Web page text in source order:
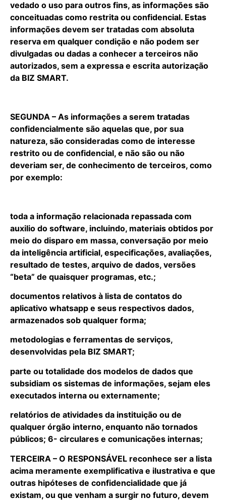
vedado o uso para outros fins, as informações são
conceituadas como restrita ou confidencial. Estas
informações devem ser tratadas com absoluta
reserva em qualquer condição e não podem ser
divulgadas ou dadas a conhecer a terceiros não
autorizados, sem a expressa e escrita autorização
da BIZ SMART.
SEGUNDA – As informações a serem tratadas
confidencialmente são aquelas que, por sua
natureza, são consideradas como de interesse
restrito ou de confidencial, e não são ou não
deveriam ser, de conhecimento de terceiros, como
por exemplo:
toda a informação relacionada repassada com
auxilio do software, incluindo, materiais obtidos por
meio do disparo em massa, conversação por meio
da inteligência artificial, especificações, avaliações,
resultado de testes, arquivo de dados, versões
“beta” de quaisquer programas, etc.;
documentos relativos à lista de contatos do
aplicativo whatsapp e seus respectivos dados,
armazenados sob qualquer forma;
metodologias e ferramentas de serviços,
desenvolvidas pela BIZ SMART;
parte ou totalidade dos modelos de dados que
subsidiam os sistemas de informações, sejam eles
executados interna ou externamente;
relatórios de atividades da instituição ou de
qualquer órgão interno, enquanto não tornados
públicos; 6- circulares e comunicações internas;
TERCEIRA – O RESPONSÁVEL reconhece ser a lista
acima meramente exemplificativa e ilustrativa e que
outras hipóteses de confidencialidade que já
existam, ou que venham a surgir no futuro, devem